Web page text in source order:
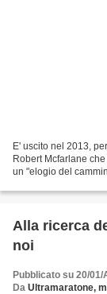
E' uscito nel 2013,
Robert Mcfarlane
un "elogio del
Alla ricerca
noi
Pubblicato su 20/01/
Da Ultramaratone,